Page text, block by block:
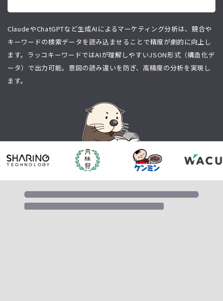
ClaudeやChatGPTなど生成AIによるマーケティング分析は、競合や
キーワードの検索データを読み込ませることで精度が劇的に向上し
ます。ラッコキーワードではAIが理解しやすいJSON形式（構造化デ
ータ）で出力可能。意図の読み違いを防ぎ、高精度の分析を実現し
ます。